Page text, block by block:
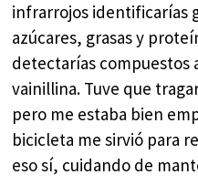
infrarrojos identificarías
azúcares, grasas y
detectarías compuestos
vainillina. Tuve que
pero me estaba bien
bicicleta me sirvió para
eso sí, cuidando de